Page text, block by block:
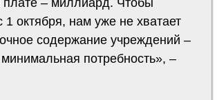
1 октября, нам уже не хватает
содержание учреждений –
потребность», –